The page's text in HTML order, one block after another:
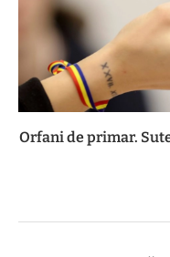
Orfani de primar.